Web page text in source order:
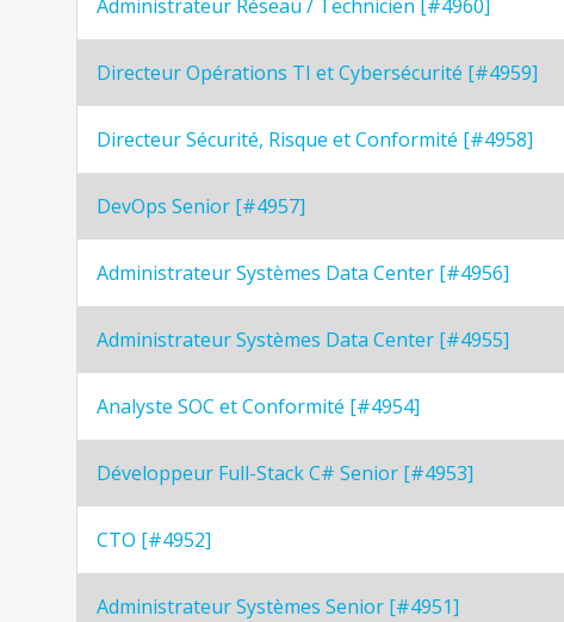
Administrateur Réseau / Technicien [#4960]
Directeur Opérations TI et Cybersécurité [#4959]
Directeur Sécurité, Risque et Conformité [#4958]
DevOps Senior [#4957]
Administrateur Systèmes Data Center [#4956]
Administrateur Systèmes Data Center [#4955]
Analyste SOC et Conformité [#4954]
Développeur Full-Stack C# Senior [#4953]
CTO [#4952]
Administrateur Systèmes Senior [#4951]